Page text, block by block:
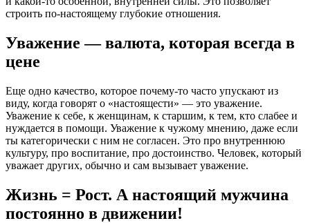
строить по-настоящему глубокие отношения.
Уважение — валюта, которая всегда в
цене
Еще одно качество, которое почему-то часто упускают из
виду, когда говорят о «настоящести» — это уважение.
Уважение к себе, к женщинам, к старшим, к тем, кто слабее и
нуждается в помощи. Уважение к чужому мнению, даже если
ты категорически с ним не согласен. Это про внутреннюю
культуру, про воспитание, про достоинство. Человек, который
уважает других, обычно и сам вызывает уважение.
Жизнь = Рост. А настоящий мужчина
постоянно в движении!